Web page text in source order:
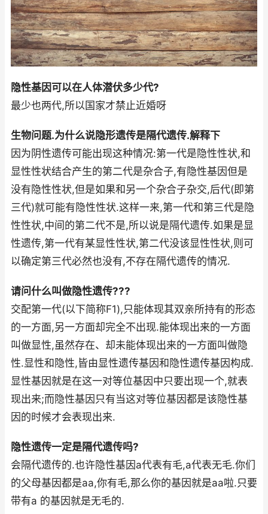
隐性基因可以在人体潜伏多少代?
最少也两代,所以国家才禁止近婚呀
生物问题.为什么说隐形遗传是隔代遗传.解释下
因为阴性遗传可能出现这种情况:第一代是隐性性状,和
显性性状结合产生的第二代是杂合子,有隐性基因但是
没有隐性性状,但是如果和另一个杂合子杂交,后代(即第
三代)就可能有隐性性状.这样一来,第一代和第三代是隐
性性状,中间的第二代不是,所以说是隔代遗传.如果是显
性遗传,第一代有某显性性状,第二代没该显性性状,则可
以确定第三代必然也没有,不存在隔代遗传的情况.
请问什么叫做隐性遗传???
交配第一代(以下简称F1),只能体现其双亲所持有的形态
的一方面,另一方面却完全不出现.能体现出来的一方面
叫做显性,虽然存在、却未能体现出来的一方面叫做隐
性.显性和隐性,皆由显性遗传基因和隐性遗传基因构成.
显性基因就是在这一对等位基因中只要出现一个,就表
现出来;而隐性基因只有当这对等位基因都是该隐性基
因的时候才会表现出来.
隐性遗传一定是隔代遗传吗?
会隔代遗传的.也许隐性基因a代表有毛,a代表无毛.你们
的父母基因都是aa,你有毛,那么你的基因就是aa啦.只要
带有a 的基因就是无毛的.